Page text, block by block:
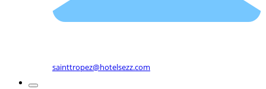
sainttropez@hotelsezz.com